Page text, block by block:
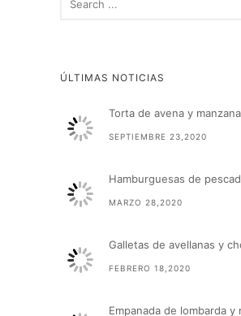
ÚLTIMAS NOTICIAS
Torta de avena y
SEPTIEMBRE 23,2020
Hamburguesas de
MARZO 28,2020
Galletas de avellanas y
FEBRERO 18,2020
Empanada de lombarda y